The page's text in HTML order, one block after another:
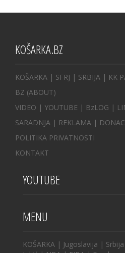
KOŠARKA.BZ
KOŠARKA | SFRJ | SRBIJA | KK
BZ (ABOUT)
VIDEO | YOUTUBE | BzLOG |
SARADNJA | REKLAMA |
POLITIKA PRIVATNOSTI
KONTAKT
YOUTUBE
MENU
KOŠARKA | Jugoslavija | Srbija